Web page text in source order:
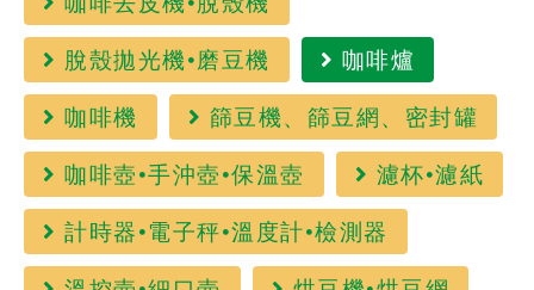
脫殼拋光機•磨豆機
咖啡爐
咖啡機
篩豆機、篩豆網、密封罐
咖啡壺•手沖壺•保溫壺
濾杯•濾紙
計時器•電子秤•溫度計•檢測器